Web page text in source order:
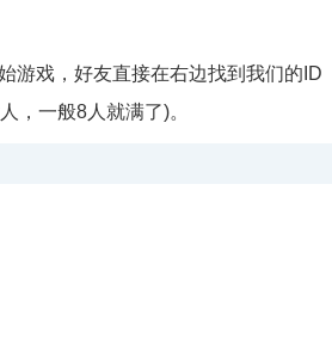
游戏，好友直接在右边找到我们的ID
，一般8人就满了)。